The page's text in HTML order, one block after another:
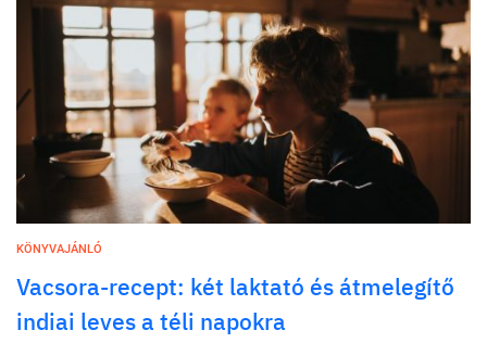
KÖNYVAJÁNLÓ
Vacsora-recept: két laktató és átmelegítő
indiai leves a téli napokra